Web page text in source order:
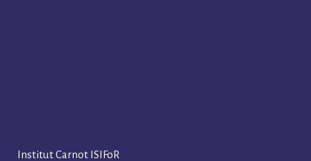
Institut Carnot ISIFoR